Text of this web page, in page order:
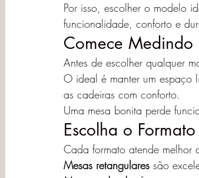
Por isso, escolher o modelo
funcionalidade, conforto e
Comece
Antes de escolher qualquer
O ideal é manter um espaço
as cadeiras com conforto.
Uma mesa bonita perde
Escolha o
Cada formato atende melhor
Mesas retangulares são